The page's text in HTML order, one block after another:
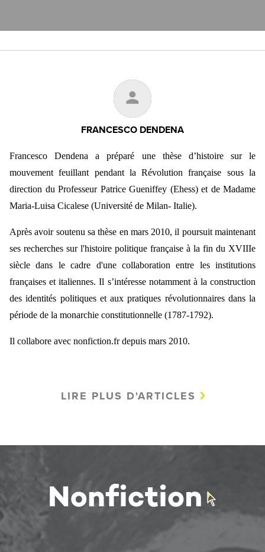
FRANCESCO DENDENA
Francesco Dendena a préparé une thèse d’histoire sur le
mouvement feuillant pendant la Révolution française sous la
direction du Professeur Patrice Gueniffey (Ehess) et de Madame
Maria-Luisa Cicalese (Université de Milan- Italie).
Après avoir soutenu sa thèse en mars 2010, il poursuit maintenant
ses recherches sur l'histoire politique française à la fin du XVIIIe
siècle dans le cadre d'une collaboration entre les institutions
françaises et italiennes. Il s’intéresse notamment à la construction
des identités politiques et aux pratiques révolutionnaires dans la
période de la monarchie constitutionnelle (1787-1792).
Il collabore avec nonfiction.fr depuis mars 2010.
LIRE PLUS D'ARTICLES